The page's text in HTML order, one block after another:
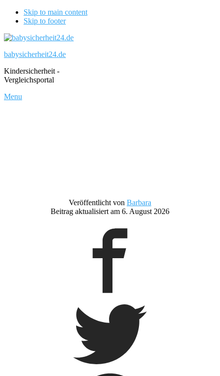
Skip to main content
Skip to footer
babysicherheit24.de
Kindersicherheit -
Vergleichsportal
Menu
Veröffentlicht von Barbara
Beitrag aktualisiert am 6. August 2026